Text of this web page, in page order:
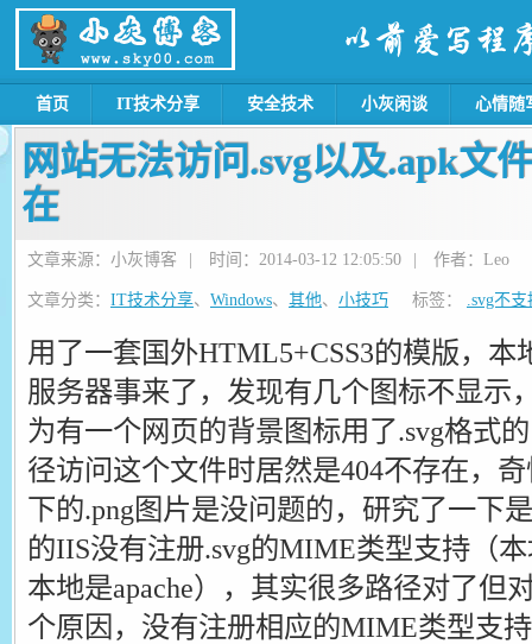
首页 IT技术分享 安全技术 小灰闲谈 心情随
网站无法访问.svg以及.apk文
在
文章来源：小灰博客 时间：2014-03-12 12:05:50 作者：Leo
文章分类： IT技术分享、 Windows、 其他、 小技巧 标签： .svg不支
用了一套国外HTML5+CSS3的模版，
服务器事来了，发现有几个图标不显示
为有一个网页的背景图标用了.svg格式
径访问这个文件时居然是404不存在，
下的.png图片是没问题的，研究了一下
的IIS没有注册.svg的MIME类型支持（
本地是apache），其实很多路径对了但
个原因，没有注册相应的MIME类型支